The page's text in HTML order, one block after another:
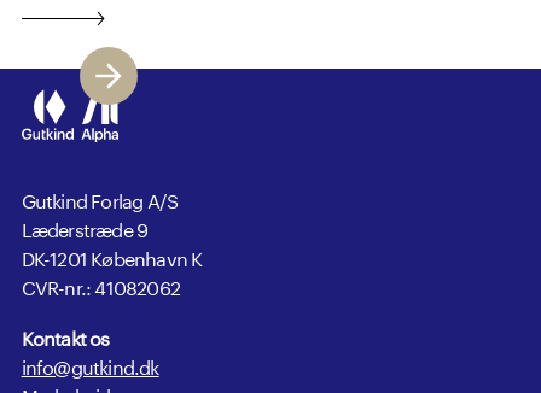
Gutkind Forlag A/S
Læderstræde 9
DK-1201 København K
CVR-nr.: 41082062
Kontakt os
info@gutkind.dk